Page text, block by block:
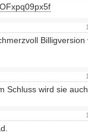
Billigversion
Schluss wird sie